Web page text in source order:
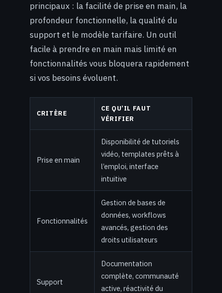
principaux : la facilité de prise en main, la
profondeur fonctionnelle, la qualité du
support et le modèle tarifaire. Un outil
facile à prendre en main mais limité en
fonctionnalités vous bloquera rapidement
si vos besoins évoluent.
CRITÈRE
CE QU’IL FAUT
VÉRIFIER
Prise en main
Disponibilité de tutoriels
vidéo, templates prêts à
l’emploi, interface
intuitive
Fonctionnalités
Gestion de bases de
données, workflows
avancés, gestion des
droits utilisateurs
Support
Documentation
complète, communauté
active, réactivité du